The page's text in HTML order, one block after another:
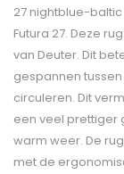
27 nightblue-
Futura 27. Deze
van Deuter. Dit
gespannen
circuleren. Dit
een veel prettiger
warm weer. De
met de